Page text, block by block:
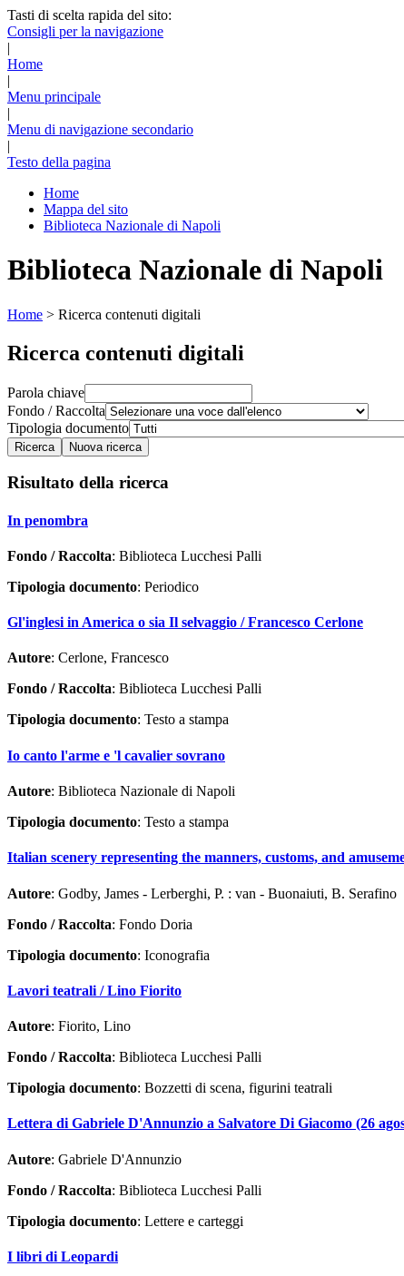
Tasti di scelta rapida del sito:
Consigli per la navigazione
|
Home
|
Menu principale
|
Menu di navigazione secondario
|
Testo della pagina
Home
Mappa del sito
Biblioteca Nazionale di Napoli
Biblioteca Nazionale di Napoli
Home > Ricerca contenuti digitali
Ricerca contenuti digitali
Parola chiave
Fondo / Raccolta
Tipologia documento
Risultato della ricerca
In penombra
Fondo / Raccolta: Biblioteca Lucchesi Palli
Tipologia documento: Periodico
Gl'inglesi in America o sia Il selvaggio / Francesco Cerlone
Autore: Cerlone, Francesco
Fondo / Raccolta: Biblioteca Lucchesi Palli
Tipologia documento: Testo a stampa
Io canto l'arme e 'l cavalier sovrano
Autore: Biblioteca Nazionale di Napoli
Tipologia documento: Testo a stampa
Italian scenery representing the manners, customs, and
Autore: Godby, James - Lerberghi, P. : van - Buonaiuti, B. Serafino
Fondo / Raccolta: Fondo Doria
Tipologia documento: Iconografia
Lavori teatrali / Lino Fiorito
Autore: Fiorito, Lino
Fondo / Raccolta: Biblioteca Lucchesi Palli
Tipologia documento: Bozzetti di scena, figurini teatrali
Lettera di Gabriele D'Annunzio a Salvatore Di Giacomo (26
Autore: Gabriele D'Annunzio
Fondo / Raccolta: Biblioteca Lucchesi Palli
Tipologia documento: Lettere e carteggi
I libri di Leopardi